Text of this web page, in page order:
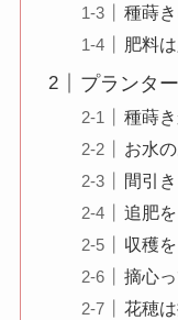
種蒔
肥料
プランタ
種蒔
お水
間引
追肥を
収穫
摘心
花穂